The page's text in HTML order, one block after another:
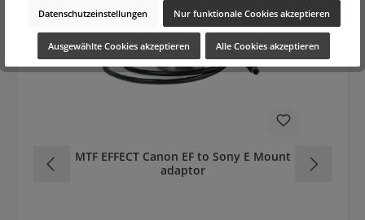
MTF EFFECT Canon EF to Sony E Mount
adaptor
Datenschutzeinstellungen Nur funktionale Cookies akzeptieren
Ausgewählte Cookies akzeptieren Alle Cookies akzeptieren